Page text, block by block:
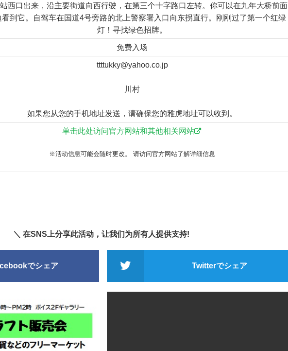
西口出来，沿主要街道向西行驶，在第三个十字路口左转。你可以在九年大桥前面
看到它。自驾车在国道4号旁路的北上警察署入口向东拐直行。刚刚过了第一个红绿
灯！寻找绿色招牌。
免费入场
ttttukky@yahoo.co.jp
川村
如果您从您的手机地址发送，请确保您的雅虎地址可以收到。
单击此处访问官方网站和其他相关网站
※活动信息可能会随时更改。 请访问官方网站了解详细信息
＼ 在SNS上分享此活动，让我们为所有人提供支持!
でシェア Twitterでシェア